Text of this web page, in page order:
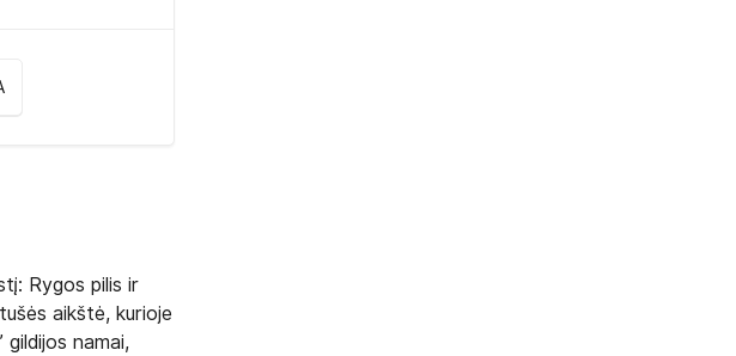
Rygos pilis ir
aikštė, kurioje
namai,